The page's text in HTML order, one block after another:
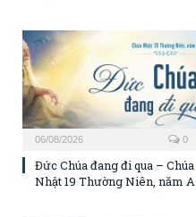
06/08/2026 0
Đức Chúa đang đi qua – Chúa
Nhật 19 Thường Niên, năm A